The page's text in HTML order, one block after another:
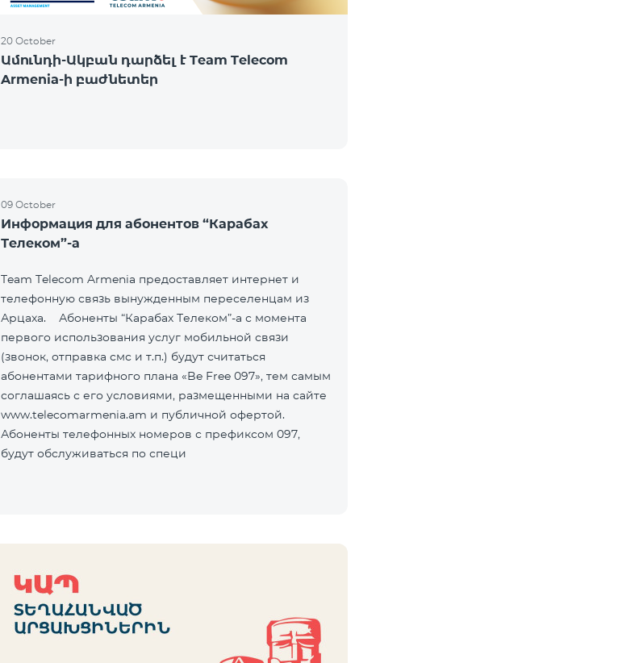
20 October
Ամունդի-Ակբան դարձել է Team Telecom
Armenia-ի բաժնետեր
09 October
Информация для абонентов “Карабах
Телеком”-а
Team Telecom Armenia предоставляет интернет и
телефонную связь вынужденным переселенцам из
Арцаха. Абоненты “Карабах Телеком”-а с момента
первого использования услуг мобильной связи
(звонок, отправка смс и т.п.) будут считаться
абонентами тарифного плана «Be Free 097», тем самым
соглашаясь с его условиями, размещенными на сайте
www.telecomarmenia.am и публичной офертой.
Абоненты телефонных номеров с префиксом 097,
будут обслуживаться по специ